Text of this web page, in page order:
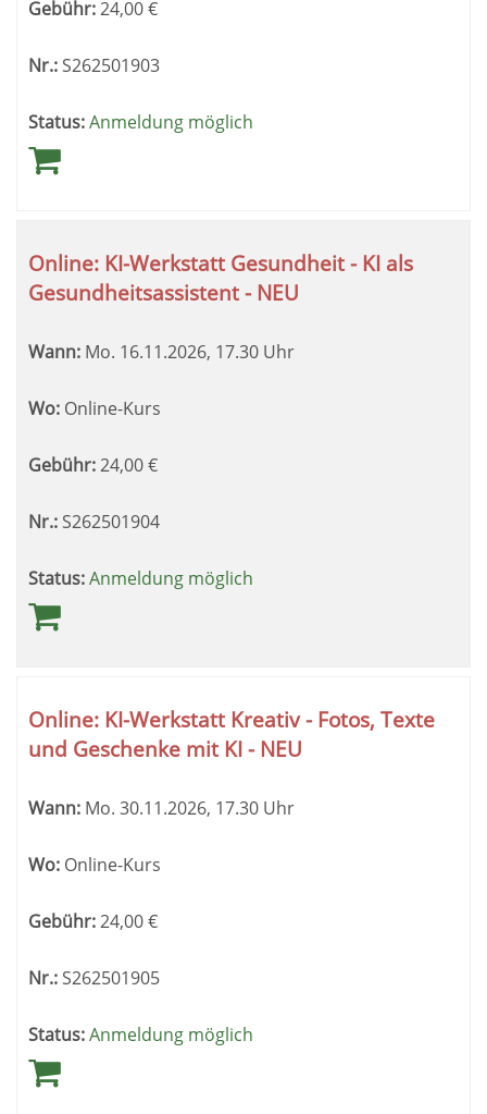
Gebühr:24,00€
Nr.:S262501903
Status:Anmeldung möglich
Online: KI-Werkstatt Gesundheit - KI als
Gesundheitsassistent - NEU
Wann: Mo. 16.11.2026, 17.30 Uhr
Wo: Online-Kurs
Gebühr:24,00€
Nr.: S262501904
Status:Anmeldung möglich
Online: KI-Werkstatt Kreativ - Fotos, Texte
und Geschenke mit KI - NEU
Wann: Mo. 30.11.2026, 17.30 Uhr
Wo: Online-Kurs
Gebühr:24,00€
Nr.:S262501905
Status:Anmeldung möglich